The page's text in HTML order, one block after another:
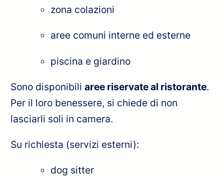
zona colazioni
aree comuni interne ed esterne
piscina e giardino
Sono disponibiliaree riservate al ristorante.
Per il loro benessere, si chiede di non
lasciarli soli in camera.
Su richiesta (servizi esterni):
dog sitter